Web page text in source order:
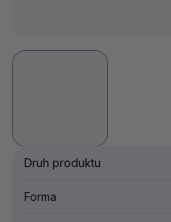
Druh produktu
Forma